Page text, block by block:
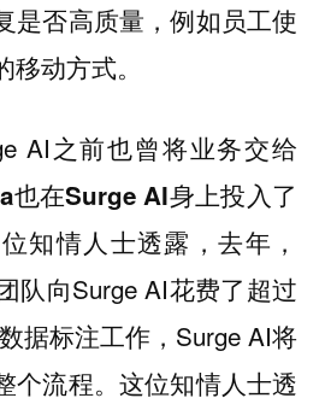
是否高质量，例如员工使
移动方式。
AI之前也曾将业务交给
也在Surge AI身上投入了
知情人士透露，去年，
队向Surge AI花费了超过
据标注工作，Surge AI将
个流程。这位知情人士透